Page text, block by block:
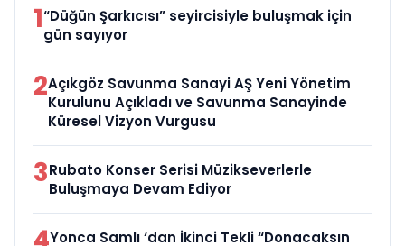
1“Düğün Şarkıcısı” seyircisiyle buluşmak için
gün sayıyor
2Açıkgöz Savunma Sanayi AŞ Yeni Yönetim
Kurulunu Açıkladı ve Savunma Sanayinde
Küresel Vizyon Vurgusu
3Rubato Konser Serisi Müzikseverlerle
Buluşmaya Devam Ediyor
Yonca Samlı ‘dan İkinci Tekli “Donacaksın